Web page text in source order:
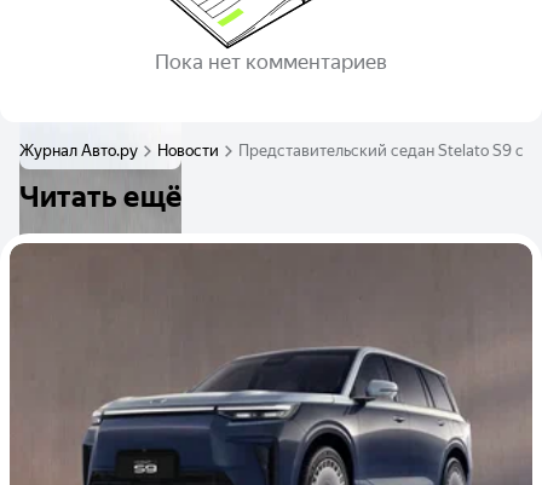
Пока нет комментариев
Журнал Авто.ру Новости Представительский седан Stelato S9
Читать ещё